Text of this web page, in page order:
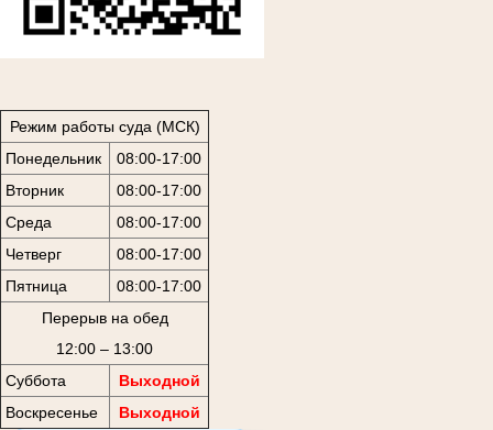
Режим работы суда (МСК)
Понедельник
08:00-17:00
Вторник
08:00-17:00
Среда
08:00-17:00
Четверг
08:00-17:00
Пятница
08:00-17:00
Перерыв на обед
12:00 – 13:00
Суббота
Выходной
Воскресенье
Выходной